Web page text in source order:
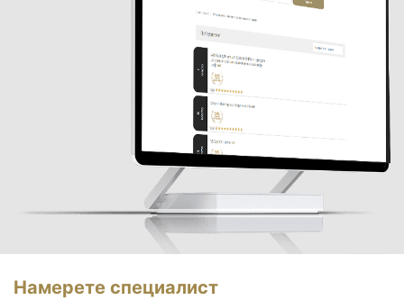
Намерете специалист